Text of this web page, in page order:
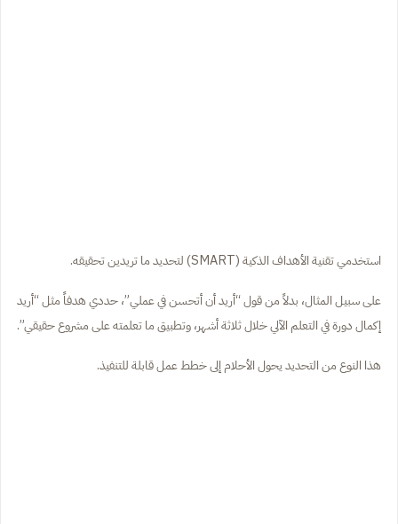
استخدمي تقنية الأهداف الذكية (SMART) لتحديد ما تريدين تحقيقه.
على سبيل المثال، بدلاً من قول “أريد أن أتحسن في عملي”، حددي هدفاً مثل “أريد
إكمال دورة في التعلم الآلي خلال ثلاثة أشهر، وتطبيق ما تعلمته على مشروع حقيقي”.
هذا النوع من التحديد يحول الأحلام إلى خطط عمل قابلة للتنفيذ.